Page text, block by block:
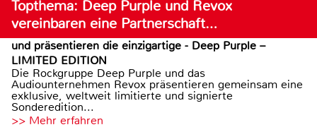
Topthema: Deep Purple und Revox
vereinbaren eine Partnerschaft…
und präsentieren die einzigartige - Deep Purple –
LIMITED EDITION
Die Rockgruppe Deep Purple und das
Audiounternehmen Revox präsentieren gemeinsam eine
exklusive, weltweit limitierte und signierte
Sonderedition...
>> Mehr erfahren